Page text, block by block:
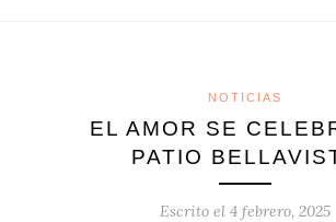
NOTICIAS
EL AMOR SE
PATIO
Escrito el 4 febrero, 2025